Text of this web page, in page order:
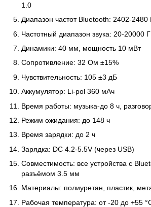
1.0
Диапазон частот Bluetooth: 2402-
Частотный диапазон звука: 20-20000
Динамики: 40 мм, мощность 10 мВт
Сопротивление: 32 Ом ±15%
Чувствительность: 105 ±3 дБ
Аккумулятор: Li-pol 360 мАч
Время работы: музыка-до 8 ч,
Режим ожидания: до 148 ч
Время зарядки: до 2 ч
Зарядка: DC 4.2-5.5V (через USB)
Совместимость: все устройства с
разъёмом 3.5 мм
Материалы: полиуретан, пластик,
Рабочая температура: от -20 до +55